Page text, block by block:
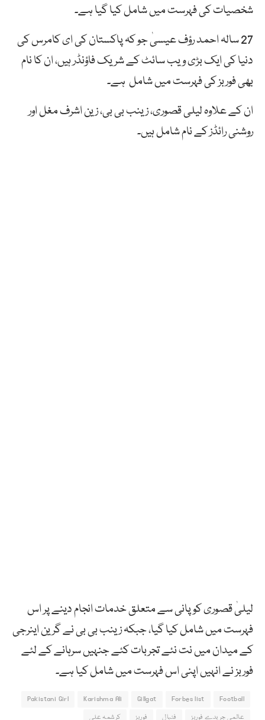
شخصیات کی فہرست میں شامل کیا گیا ہے۔
27 سالہ احمد رؤف عیسیٰ جو کہ پاکستان کی ای کامرس کی
دنیا کی ایک بڑی ویب سائٹ کے شریک فاؤنڈر ہیں، ان کا نام
بھی فوربز کی فہرست میں شامل ہے۔
ان کے علاوہ لیلی قصوری، زینب بی بی، زین اشرف مغل اور
روشنی رائڈز کے نام شامل ہیں۔
لیلیٰ قصوری کو پانی سے متعلق خدمات انجام دینے پر اس
فہرست میں شامل کیا گیا، جبکہ زینب بی بی نے گرین اینرجی
کے میدان میں نت نئے تجربات کئے جنہیں سرہانے کے لئے
فوربز نے انہیں اپنی اس فہرست میں شامل کیا ہے۔
Football
Forbes list
Gillgat
Karishma Ali
Pakistani Girl
عالمی جریدے فوربز
فٹبال فوربز کرشمہ علی